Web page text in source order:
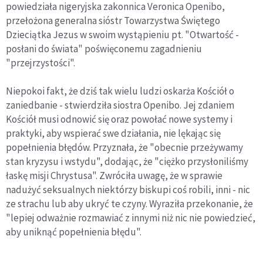
powiedziała nigeryjska zakonnica Veronica Openibo,
przełożona generalna sióstr Towarzystwa Świętego
Dzieciątka Jezus w swoim wystąpieniu pt. "Otwartość -
posłani do świata" poświęconemu zagadnieniu
"przejrzystości".
Niepokoi fakt, że dziś tak wielu ludzi oskarża Kościół o
zaniedbanie - stwierdziła siostra Openibo. Jej zdaniem
Kościół musi odnowić się oraz powołać nowe systemy i
praktyki, aby wspierać swe działania, nie lękając się
popełnienia błędów. Przyznała, że "obecnie przeżywamy
stan kryzysu i wstydu", dodając, że "ciężko przysłoniliśmy
łaskę misji Chrystusa". Zwróciła uwagę, że w sprawie
nadużyć seksualnych niektórzy biskupi coś robili, inni - nic
ze strachu lub aby ukryć te czyny. Wyraziła przekonanie, że
"lepiej odważnie rozmawiać z innymi niż nic nie powiedzieć,
aby uniknąć popełnienia błędu".